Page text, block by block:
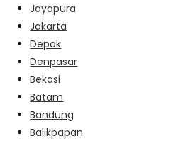
Jayapura
Jakarta
Depok
Denpasar
Bekasi
Batam
Bandung
Balikpapan